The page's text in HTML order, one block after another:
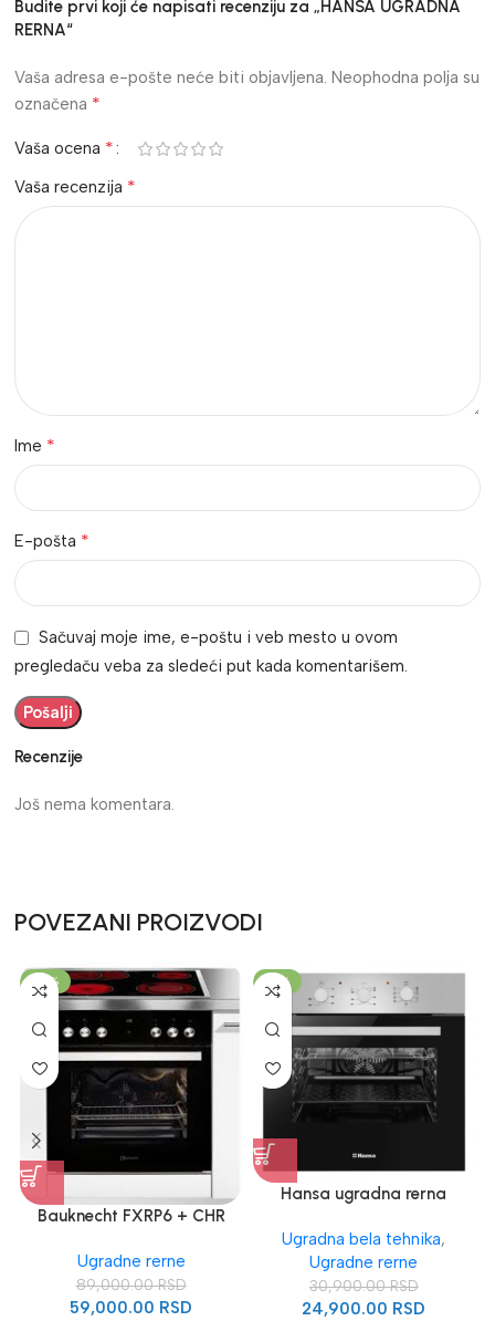
Recenzije
Još nema komentara.
Budite prvi koji će napisati recenziju za „HANSA UGRADNA
RERNA“
Vaša adresa e-pošte neće biti objavljena. Neophodna polja su
označena *
Vaša ocena *
Vaša recenzija *
Ime *
E-pošta *
Sačuvaj moje ime, e-poštu i veb mesto u ovom
pregledaču veba za sledeći put kada komentarišem.
POVEZANI PROIZVODI
-34%
Bauknecht FXRP6 + CHR
Ugradne rerne
89,000.00RSD
59,000.00 RSD
-19%
Hansa ugradna rerna
Ugradna bela tehnika,
Ugradne rerne
30,900.00RSD
24,900.00 RSD